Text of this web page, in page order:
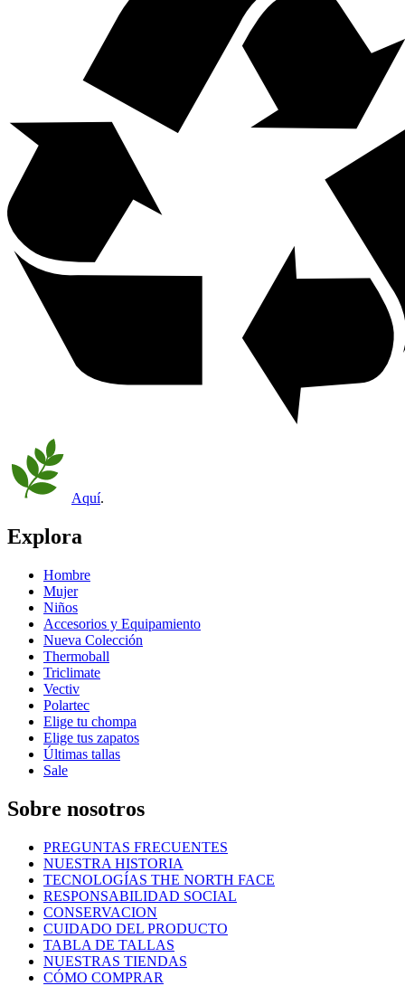
Aquí.
Explora
Hombre
Mujer
Niños
Accesorios y Equipamiento
Nueva Colección
Thermoball
Triclimate
Vectiv
Polartec
Elige tu chompa
Elige tus zapatos
Últimas tallas
Sale
Sobre nosotros
PREGUNTAS FRECUENTES
NUESTRA HISTORIA
TECNOLOGÍAS THE NORTH FACE
RESPONSABILIDAD SOCIAL
CONSERVACION
CUIDADO DEL PRODUCTO
TABLA DE TALLAS
NUESTRAS TIENDAS
CÓMO COMPRAR